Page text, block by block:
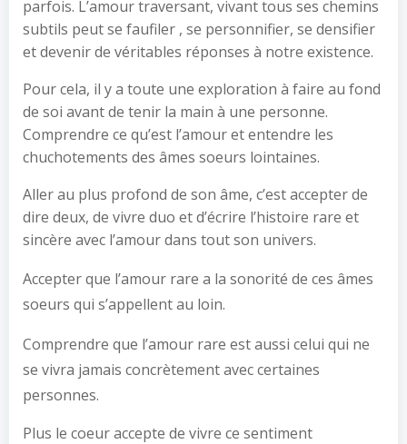
parfois. L’amour traversant, vivant tous ses chemins
subtils peut se faufiler , se personnifier, se densifier
et devenir de véritables réponses à notre existence.
Pour cela, il y a toute une exploration à faire au fond
de soi avant de tenir la main à une personne.
Comprendre ce qu’est l’amour et entendre les
chuchotements des âmes soeurs lointaines.
Aller au plus profond de son âme, c’est accepter de
dire deux, de vivre duo et d’écrire l’histoire rare et
sincère avec l’amour dans tout son univers.
Accepter que l’amour rare a la sonorité de ces âmes
soeurs qui s’appellent au loin.
Comprendre que l’amour rare est aussi celui qui ne
se vivra jamais concrètement avec certaines
personnes.
Plus le coeur accepte de vivre ce sentiment